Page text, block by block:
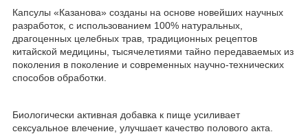
Капсулы «Казанова» созданы на основе новейших научных
разработок, с использованием 100% натуральных,
драгоценных целебных трав, традиционных рецептов
китайской медицины, тысячелетиями тайно передаваемых из
поколения в поколение и современных научно-технических
способов обработки.
Биологически активная добавка к пище усиливает
сексуальное влечение, улучшает качество полового акта.